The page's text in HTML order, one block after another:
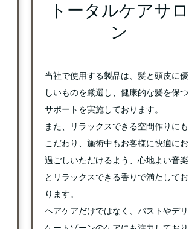
トータルケアサロ
ン
当社で使用する製品は、髪と頭皮に優
しいものを厳選し、健康的な髪を保つ
サポートを実施しております。
また、リラックスできる空間作りにも
こだわり、施術中もお客様に快適にお
過ごしいただけるよう、心地よい音楽
とリラックスできる香りで満たしてお
ります。
ヘアケアだけではなく、バストやデリ